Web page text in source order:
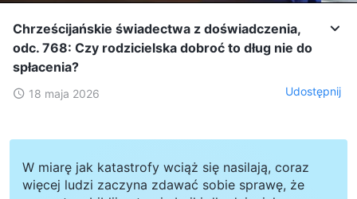
Chrześcijańskie świadectwa z doświadczenia,
odc. 768: Czy rodzicielska dobroć to dług nie do
spłacenia?
18 maja 2026 Udostępnij
W miarę jak katastrofy wciąż się nasilają, coraz
więcej ludzi zaczyna zdawać sobie sprawę, że